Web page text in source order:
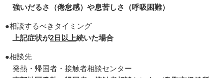
強いだるさ（倦怠感）や息苦しさ（呼吸困難）
●相談するべきタイミング
上記症状が2日以上続いた場合
●相談先
発熱・帰国者・接触者相談センター